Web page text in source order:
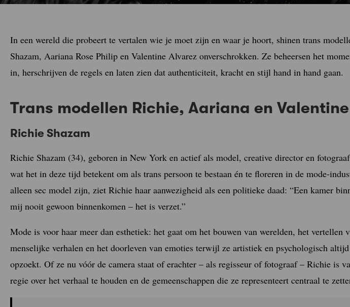
In een wereld die probeert te vertalen wie je moet zijn en waar je hoort, shinen trans
Shazam, Aariana Rose Philip en Valentine Alvarez onverschrokken. Ze beheersen het
in, herschrijven de regels en laten zien dat authenticiteit, kracht en stijl hand in hand gaan.
Trans modellen Richie, Aariana en Valentine
Richie Shazam
Richie Shazam (34), geboren in New York en actief als model, creative director en
wat het in deze tijd betekent om als trans persoon te bestaan én te floreren in de mode-
alleen sec model zijn, ziet Richie haar aanwezigheid als een politieke daad: “Een kamer
mij nooit gewoon binnenkomen – het is verzet.”
Mode is voor haar meer dan esthetiek: het gaat om het bouwen van werelden, het vertellen
menselijke verhalen en het doorleven van emoties terwijl ze artistiek en psychologisch
opzoekt. Of ze nu vóór de camera staat of erachter – als regisseur of fotograaf – Richie is
regie over het verhaal te houden en de gemeenschappen die ze representeert centraal te